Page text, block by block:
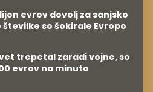
evrov dovolj za sanjsko
so šokirale Evropo
trepetal zaradi vojne, so
evrov na minuto